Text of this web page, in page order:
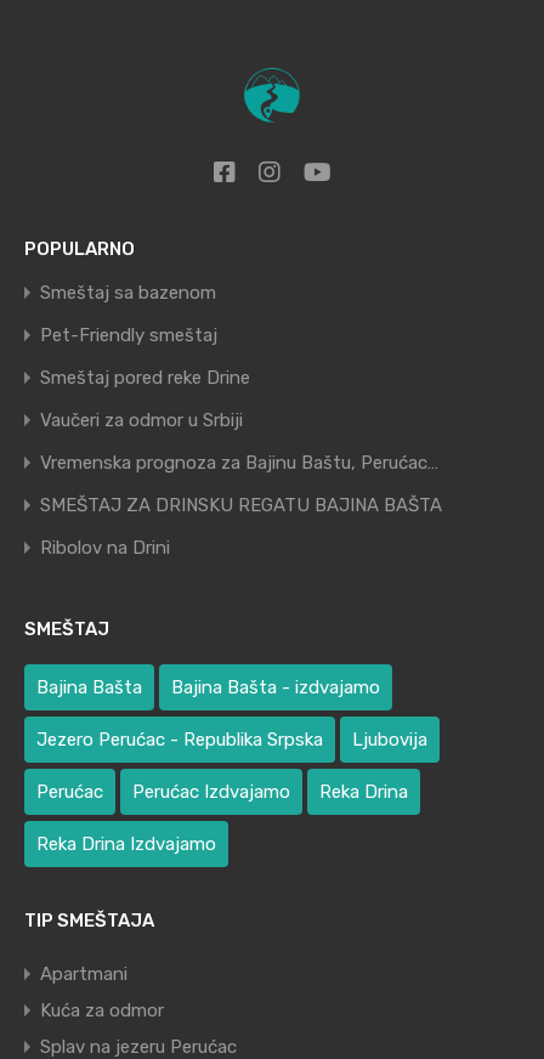
POPULARNO
Smeštaj sa bazenom
Pet-Friendly smeštaj
Smeštaj pored reke Drine
Vaučeri za odmor u Srbiji
Vremenska prognoza za Bajinu Baštu, Perućac…
SMEŠTAJ ZA DRINSKU REGATU BAJINA BAŠTA
Ribolov na Drini
SMEŠTAJ
Bajina Bašta Bajina Bašta - izdvajamo
Jezero Perućac - Republika Srpska Ljubovija
Perućac Perućac Izdvajamo Reka Drina
Reka Drina Izdvajamo
TIP SMEŠTAJA
Apartmani
Kuća za odmor
Splav na jezeru Perućac